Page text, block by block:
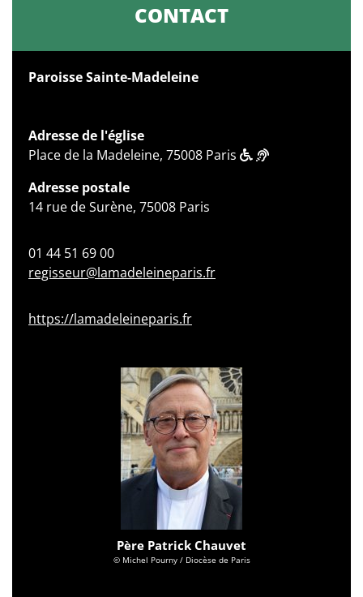
CONTACT
Paroisse Sainte-Madeleine
Adresse de l'église
Place de la Madeleine, 75008 Paris
Adresse postale
14 rue de Surène, 75008 Paris
01 44 51 69 00
regisseur@lamadeleineparis.fr
https://lamadeleineparis.fr
Père Patrick Chauvet
© Michel Pourny / Diocèse de Paris